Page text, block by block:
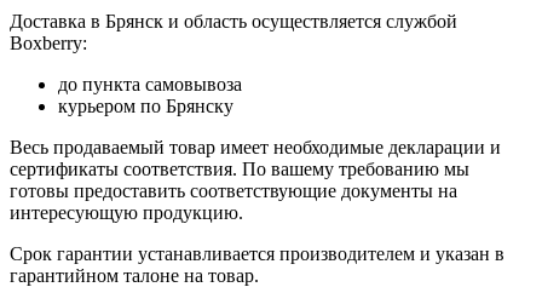
Доставка в Брянск и область осуществляется службой
Boxberry:
до пункта самовывоза
курьером по Брянску
Весь продаваемый товар имеет необходимые декларации и
сертификаты соответствия. По вашему требованию мы
готовы предоставить соответствующие документы на
интересующую продукцию.
Срок гарантии устанавливается производителем и указан в
гарантийном талоне на товар.